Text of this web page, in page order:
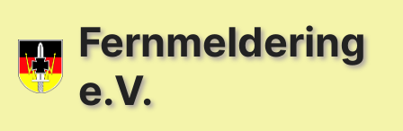
springen
Fernmeldering
e.V.